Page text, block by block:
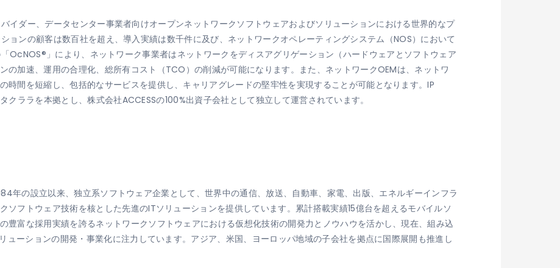
イダー、データセンター事業者向けオープンネットワークソフトウェアおよびソリューションにおける世界的なプ
ョンの顧客は数百社を超え、導入実績は数千件に及び、ネットワークオペレーティングシステム（NOS）において
OcNOS®」により、ネットワーク事業者はネットワークをディスアグリゲーション（ハードウェアとソフトウェア
の加速、運用の合理化、総所有コスト（TCO）の削減が可能になります。また、ネットワークOEMは、ネットワ
時間を短縮し、包括的なサービスを提供し、キャリアグレードの堅牢性を実現することが可能となります。IP
ララを本拠とし、株式会社ACCESSの100%出資子会社として独立して運営されています。
年の設立以来、独立系ソフトウェア企業として、世界中の通信、放送、自動車、家電、出版、エネルギーインフラ
ソフトウェア技術を核とした先進のITソリューションを提供しています。累計搭載実績15億台を超えるモバイルソ
豊富な採用実績を誇るネットワークソフトウェアにおける仮想化技術の開発力とノウハウを活かし、現在、組み込
ューションの開発・事業化に注力しています。アジア、米国、ヨーロッパ地域の子会社を拠点に国際展開も推進し